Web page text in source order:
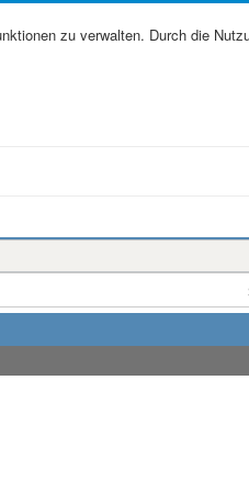
zu verwalten. Durch die